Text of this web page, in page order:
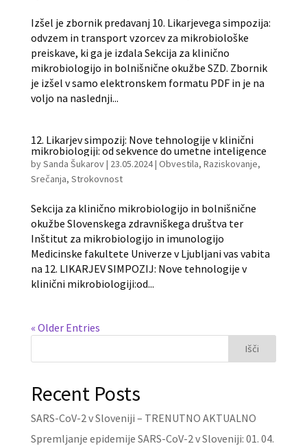
Izšel je zbornik predavanj 10. Likarjevega simpozija:
odvzem in transport vzorcev za mikrobiološke
preiskave, ki ga je izdala Sekcija za klinično
mikrobiologijo in bolnišnične okužbe SZD. Zbornik
je izšel v samo elektronskem formatu PDF in je na
voljo na naslednji...
12. Likarjev simpozij: Nove tehnologije v klinični
mikrobiologiji: od sekvence do umetne inteligence
bySanda Šukarov| 23.05.2024| Obvestila, Raziskovanje,
Srečanja, Strokovnost
Sekcija za klinično mikrobiologijo in bolnišnične
okužbe Slovenskega zdravniškega društva ter
Inštitut za mikrobiologijo in imunologijo
Medicinske fakultete Univerze v Ljubljani vas vabita
na 12. LIKARJEV SIMPOZIJ: Nove tehnologije v
klinični mikrobiologiji:od...
« Older Entries
Išči
Recent Posts
SARS-CoV-2 v Sloveniji – TRENUTNO AKTUALNO
Spremljanje epidemije SARS-CoV-2 v Sloveniji: 01. 04.